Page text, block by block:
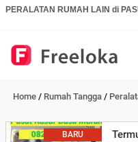
PERALATAN RUMAH LAIN di
Home / Rumah Tangga /
BARU